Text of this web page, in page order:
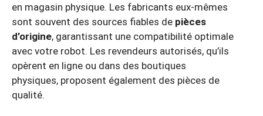
en magasin physique. Les fabricants eux-mêmes
sont souvent des sources fiables de pièces
d’origine, garantissant une compatibilité optimale
avec votre robot. Les revendeurs autorisés, qu’ils
opèrent en ligne ou dans des boutiques
physiques, proposent également des pièces de
qualité.